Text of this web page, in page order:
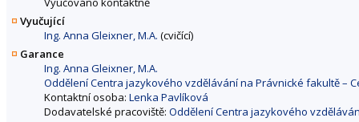
Vyučující
Ing. Anna Gleixner, M.A. (cvičící)
Garance
Ing. Anna Gleixner, M.A.
Oddělení Centra jazykového vzdělávání na Právnické fakultě –
Kontaktní osoba: Lenka Pavlíková
Dodavatelské pracoviště: Oddělení Centra jazykového